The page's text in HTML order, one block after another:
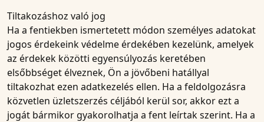
Tiltakozáshoz való jog
Ha a fentiekben ismertetett módon személyes adatokat
jogos érdekeink védelme érdekében kezelünk, amelyek
az érdekek közötti egyensúlyozás keretében
elsőbbséget élveznek, Ön a jövőbeni hatállyal
tiltakozhat ezen adatkezelés ellen. Ha a feldolgozásra
közvetlen üzletszerzés céljából kerül sor, akkor ezt a
jogát bármikor gyakorolhatja a fent leírtak szerint. Ha a